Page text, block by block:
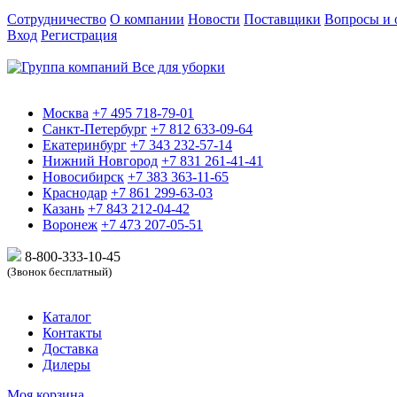
Сотрудничество О компании Новости Поставщики Вопросы и
Вход Регистрация
Москва +7 495 718-79-01
Санкт-Петербург +7 812 633-09-64
Екатеринбург +7 343 232-57-14
Нижний Новгород +7 831 261-41-41
Новосибирск +7 383 363-11-65
Краснодар +7 861 299-63-03
Казань +7 843 212-04-42
Воронеж +7 473 207-05-51
8-800-333-10-45
(Звонок бесплатный)
Каталог
Контакты
Доставка
Дилеры